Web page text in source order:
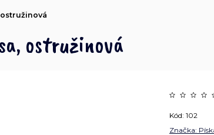
ostružinová
ostružinová
Značka:
Kód: 102